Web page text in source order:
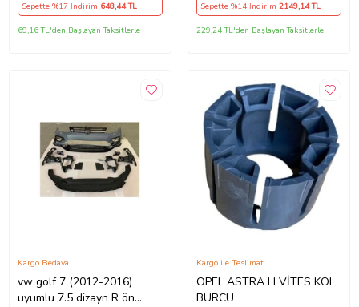
Sepette %17 İndirim 648,44 TL
69,16 TL'den Başlayan Taksitlerle
Sepette %14 İndirim 2149,14 TL
229,24 TL'den Başlayan Taksitlerle
vw golf 7 (2012-2016)
uyumlu 7.5 dizayn R ön
Kargo Bedava
OPEL ASTRA H VİTES KOL
BURCU
Kargo ile Teslimat